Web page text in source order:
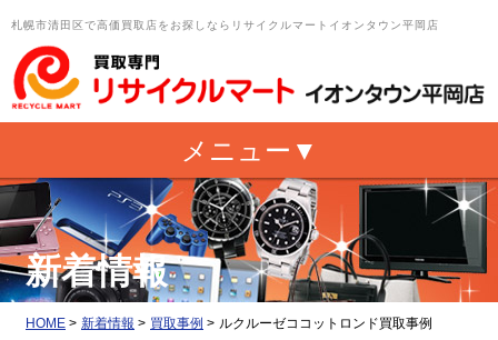
札幌市清田区で高価買取店をお探しならリサイクルマートイオンタウン平岡店
新着情報
HOME > 新着情報 > 買取事例 > ルクルーゼココットロンド買取事例